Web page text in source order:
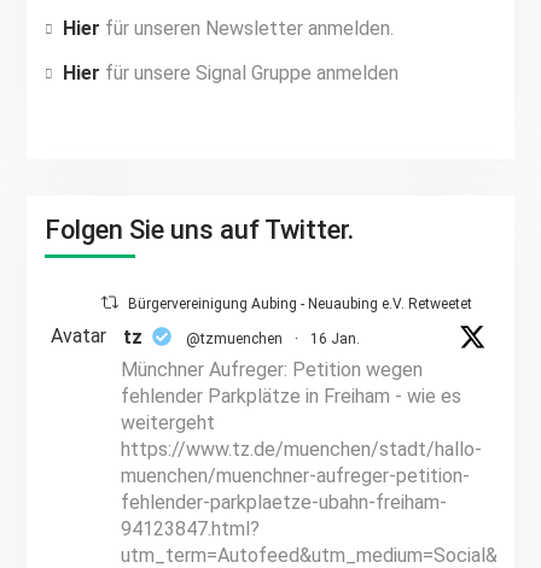
Hier für unseren Newsletter anmelden.
Hier für unsere Signal Gruppe anmelden
Folgen Sie uns auf Twitter.
Bürgervereinigung Aubing - Neuaubing e.V. Retweetet
Avatar tz @tzmuenchen · 16 Jan.
Münchner Aufreger: Petition wegen
fehlender Parkplätze in Freiham - wie es
weitergeht
https://www.tz.de/muenchen/stadt/hallo-
muenchen/muenchner-aufreger-petition-
fehlender-parkplaetze-ubahn-freiham-
94123847.html?